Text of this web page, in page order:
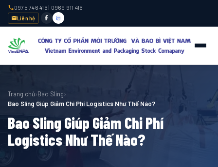
0975 746 416 | 0969 911 416
Liên hệ
Trang chủ›Bao Sling›
Bao Sling Giúp Giảm Chi Phí Logistics Như Thế Nào?
Bao Sling Giúp Giảm Chi Phí
Logistics Như Thế Nào?